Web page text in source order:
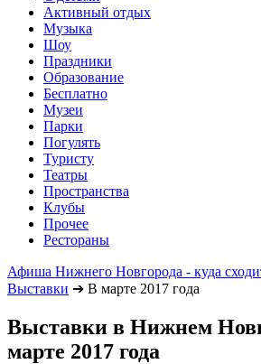
Активный отдых
Музыка
Шоу
Праздники
Образование
Бесплатно
Музеи
Парки
Погулять
Туристу
Театры
Пространства
Клубы
Прочее
Рестораны
Афиша Нижнего Новгорода - куда
Выставки ➔ В марте 2017 года
Выставки в Нижнем
марте 2017 года